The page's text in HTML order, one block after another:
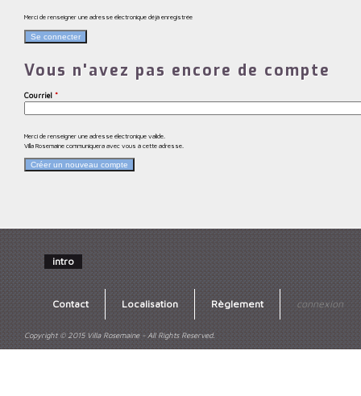
Merci de renseigner une adresse électronique déjà enregistrée
Vous n'avez pas encore de compte
Courriel *
Merci de renseigner une adresse électronique valide.
Villa Rosemaine communiquera avec vous à cette adresse.
intro
Contact Localisation Règlement connexion
Copyright © 2015 Villa Rosemaine - All Rights Reserved.